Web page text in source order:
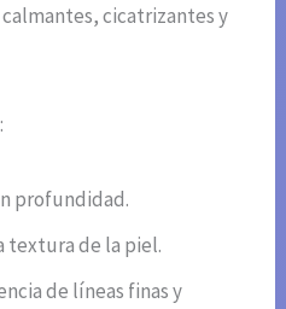
cicatrizantes y
profundidad.
textura de la piel.
de líneas finas y